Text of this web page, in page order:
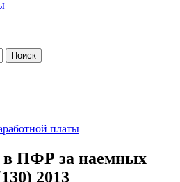
платы
в ПФР за наемных
2013